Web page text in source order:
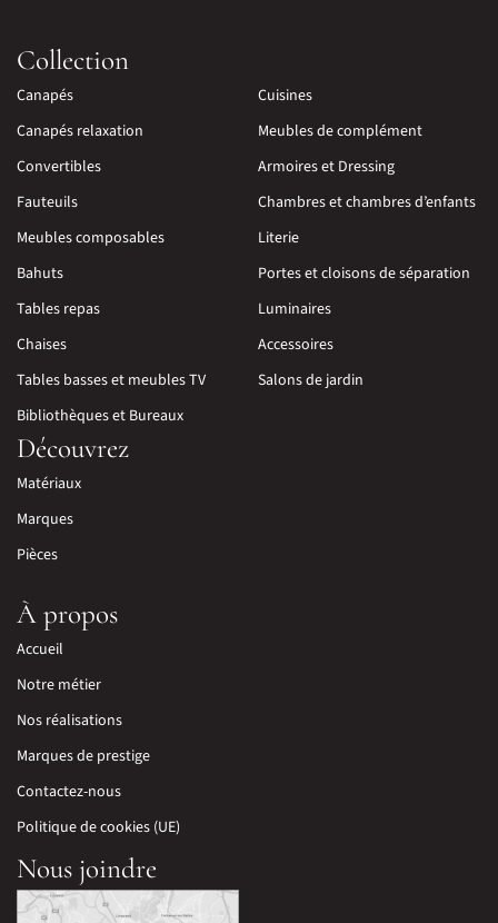
Collection
Canapés
Canapés relaxation
Convertibles
Fauteuils
Meubles composables
Bahuts
Tables repas
Chaises
Tables basses et meubles TV
Bibliothèques et Bureaux
Cuisines
Meubles de complément
Armoires et Dressing
Chambres et chambres d’enfants
Literie
Portes et cloisons de séparation
Luminaires
Accessoires
Salons de jardin
Découvrez
Matériaux
Marques
Pièces
À propos
Accueil
Notre métier
Nos réalisations
Marques de prestige
Contactez-nous
Politique de cookies (UE)
Nous joindre